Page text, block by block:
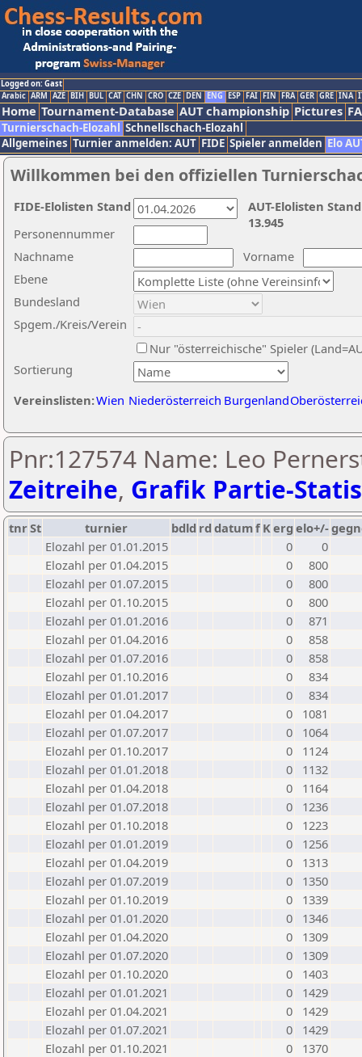
Logged on: Gast
Arabic ARM AZE BIH BUL CAT CHN CRO CZE DEN ENG ESP FAI FIN FRA GER GRE INA
Home Tournament-Database AUT championship Pictures
Turnierschach-Elozahl Schnellschach-Elozahl
Allgemeines Turnier anmelden: AUT FIDE Spieler anmelden Elo
Willkommen bei den offiziellen
Nachname
Vorname
Ebene
Sortierung
Personennummer
Bundesland
Spgem./Kreis/Verein
Nur "österreichische" Spieler
Vereinslisten:Wien Niederösterreich Burgenland
AUT-Elolisten
13.945
FIDE-Elolisten Stand
Pnr:127574 Name: Leo
Zeitreihe, Grafik Partie-
tnrSt turnier bdld rd datumf Kerg elo+/-
Elozahl per 01.01.2015
0
0
Elozahl per 01.04.2015
0
800
Elozahl per 01.07.2015
0
800
Elozahl per 01.10.2015
0
800
Elozahl per 01.01.2016
0
871
Elozahl per 01.04.2016
0
858
Elozahl per 01.07.2016
0
858
Elozahl per 01.10.2016
0
834
Elozahl per 01.01.2017
0
834
Elozahl per 01.04.2017
0
1081
Elozahl per 01.07.2017
0
1064
Elozahl per 01.10.2017
0
1124
Elozahl per 01.01.2018
0
1132
Elozahl per 01.04.2018
0
1164
Elozahl per 01.07.2018
0
1236
Elozahl per 01.10.2018
0
1223
Elozahl per 01.01.2019
0
1256
Elozahl per 01.04.2019
0
1313
Elozahl per 01.07.2019
0
1350
Elozahl per 01.10.2019
0
1339
Elozahl per 01.01.2020
0
1346
Elozahl per 01.04.2020
0
1309
Elozahl per 01.07.2020
0
1309
Elozahl per 01.10.2020
0
1403
Elozahl per 01.01.2021
0
1429
Elozahl per 01.04.2021
0
1429
Elozahl per 01.07.2021
0
1429
Elozahl per 01.10.2021
0
1370